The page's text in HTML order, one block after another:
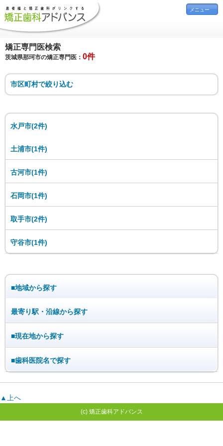
メニュー
矯正専門医検索
茨城県那珂市の矯正専門医： 0件
市区町村で絞り込む
水戸市(2件)
土浦市(1件)
古河市(1件)
石岡市(1件)
取手市(2件)
守谷市(1件)
■地域から探す
最寄り駅・沿線から探す
■現在地から探す
■歯科医院名で探す
▲上へ
(c) 矯正歯科アドバンス